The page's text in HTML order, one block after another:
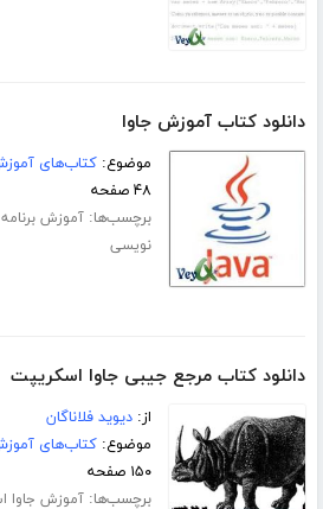
دانلود کتاب آموزش جاوا
موضوع:کتاب‌های
۴۸ صفحه
برچسب‌ها:آموزش
نویسی
دانلود کتاب مرجع جیبی جاوا اسکریپت
از:دیوید فلاناگان
موضوع:کتاب‌های
۱۵۰ صفحه
برچسب‌ها:آموزش جاوا